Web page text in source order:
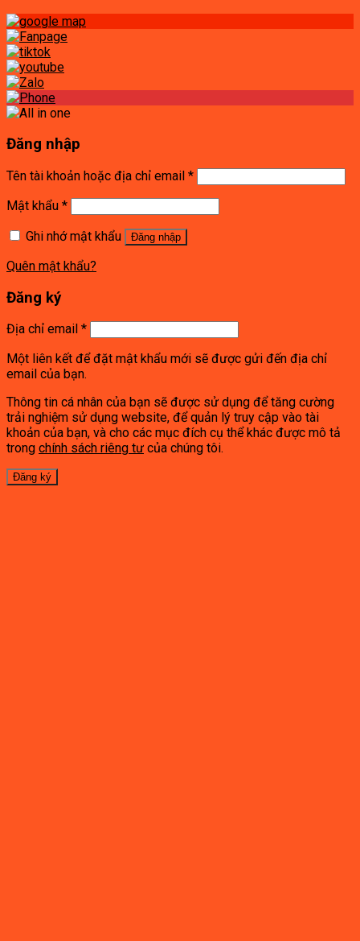
Đăng nhập
Tên tài khoản hoặc địa chỉ email *
Mật khẩu *
Ghi nhớ mật khẩu
Đăng nhập
Quên mật khẩu?
Đăng ký
Địa chỉ email *
Một liên kết để đặt mật khẩu mới sẽ được gửi đến địa chỉ
email của bạn.
Thông tin cá nhân của bạn sẽ được sử dụng để tăng cường
trải nghiệm sử dụng website, để quản lý truy cập vào tài
khoản của bạn, và cho các mục đích cụ thể khác được mô tả
trong chính sách riêng tư của chúng tôi.
Đăng ký